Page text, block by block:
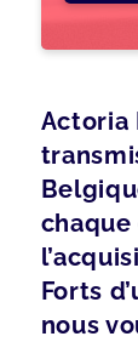
Actoria
Forts
nous